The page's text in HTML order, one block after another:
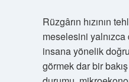
Rüzgârın hızının
meselesini
insana yönelik
görmek dar bir